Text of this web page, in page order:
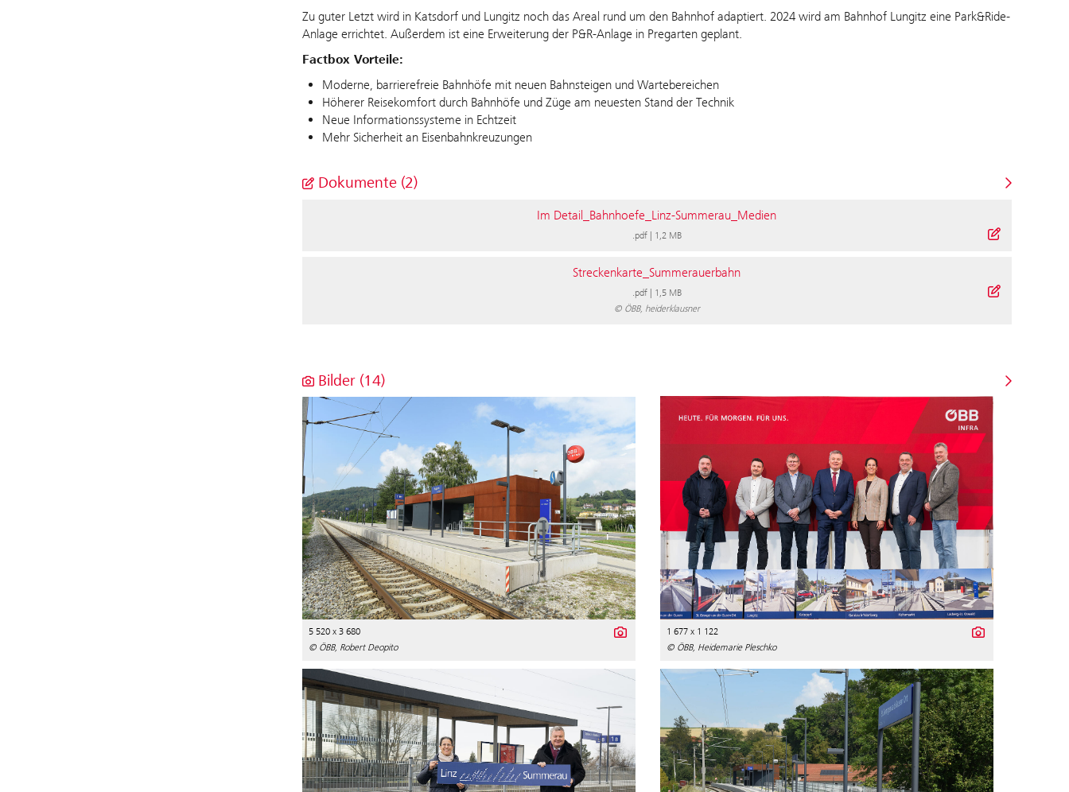
Zu guter Letzt wird in Katsdorf und Lungitz noch das Areal rund um den Bahnhof adaptiert. 2024 wird am Bahnhof Lungitz eine Park&Ride-
Anlage errichtet. Außerdem ist eine Erweiterung der P&R-Anlage in Pregarten geplant.
Factbox Vorteile:
Moderne, barrierefreie Bahnhöfe mit neuen Bahnsteigen und Wartebereichen
Höherer Reisekomfort durch Bahnhöfe und Züge am neuesten Stand der Technik
Neue Informationssysteme in Echtzeit
Mehr Sicherheit an Eisenbahnkreuzungen
Dokumente (2)
Im Detail_Bahnhoefe_Linz-Summerau_Medien
.pdf| 1,2 MB
Streckenkarte_Summerauerbahn
.pdf| 1,5 MB
© ÖBB, heiderklausner
Bilder (14)
5 520 x 3 680
© ÖBB, Robert Deopito
1 677 x 1 122
© ÖBB, Heidemarie Pleschko